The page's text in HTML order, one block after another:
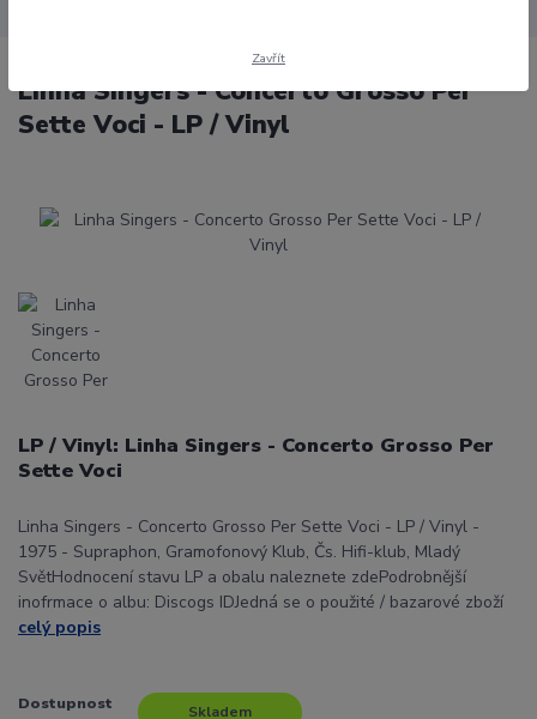
Linha Singers - Concerto Grosso Per
Sette Voci - LP / Vinyl
LP / Vinyl: Linha Singers - Concerto Grosso Per
Sette Voci
Linha Singers - Concerto Grosso Per Sette Voci - LP / Vinyl -
1975 - Supraphon, Gramofonový Klub, Čs. Hifi-klub, Mladý
SvětHodnocení stavu LP a obalu naleznete zdePodrobnější
inofrmace o albu: Discogs IDJedná se o použité / bazarové zboží
celý popis
Dostupnost Skladem
Zavřít